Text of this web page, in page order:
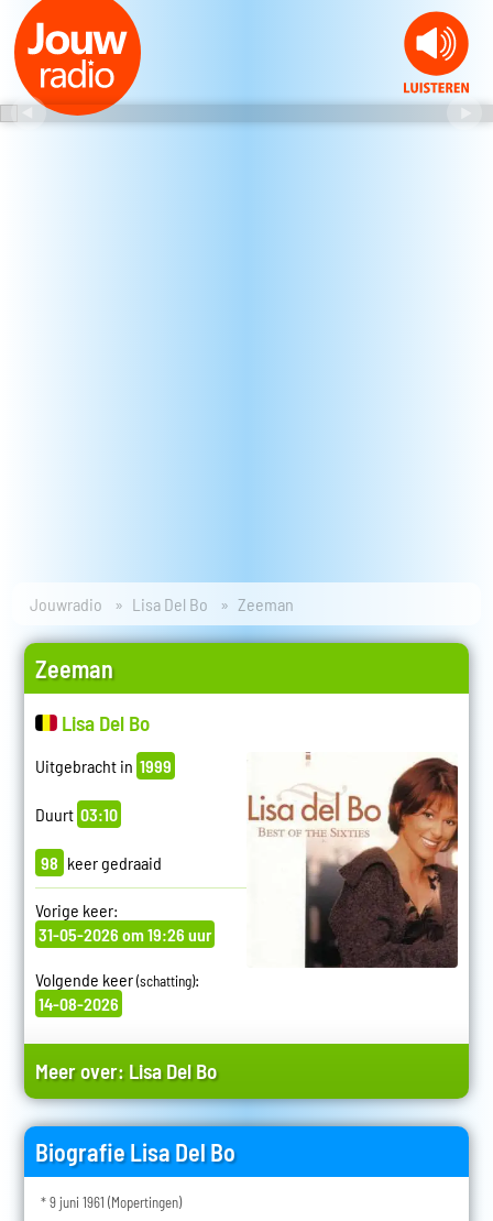
Jouwradio Lisa Del Bo Zeeman
Zeeman
Lisa Del Bo
Uitgebracht in 1999
Duurt 03:10
98 keer gedraaid
Vorige keer:
31-05-2026 om 19:26 uur
Volgende keer(schatting):
14-08-2026
Meer over: Lisa Del Bo
Biografie Lisa Del Bo
* 9 juni 1961 (Mopertingen)